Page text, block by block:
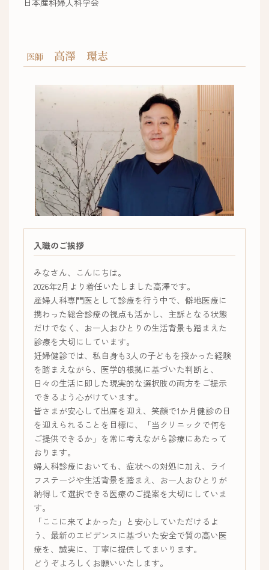
医師 高澤 環志
入職のご挨拶
みなさん、こんにちは。
2026年2月より着任いたしました高澤です。
産婦人科専門医として診療を行う中で、僻地医療に
携わった総合診療の視点も活かし、主訴となる状態
だけでなく、お一人おひとりの生活背景も踏まえた
診療を大切にしています。
妊婦健診では、私自身も3人の子どもを授かった経験
を踏まえながら、医学的根拠に基づいた判断と、
日々の生活に即した現実的な選択肢の両方をご提示
できるよう心がけています。
皆さまが安心して出産を迎え、笑顔で1か月健診の日
を迎えられることを目標に、「当クリニックで何を
ご提供できるか」を常に考えながら診療にあたって
おります。
婦人科診療においても、症状への対処に加え、ライ
フステージや生活背景を踏まえ、お一人おひとりが
納得して選択できる医療のご提案を大切にしていま
す。
「ここに来てよかった」と安心していただけるよ
う、最新のエビデンスに基づいた安全で質の高い医
療を、誠実に、丁寧に提供してまいります。
どうぞよろしくお願いいたします。